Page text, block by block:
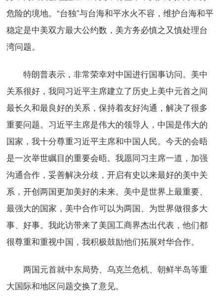
危险的境地。“台独”与台海和平水火不容，维护台海和平
稳定是中美双方最大公约数，美方务必慎之又慎处理台
湾问题。
特朗普表示，非常荣幸对中国进行国事访问。美中
关系很好，我同习近平主席建立了历史上美中元首之间
最长久和最良好的关系，保持着友好沟通，解决了很多
重要问题。习近平主席是伟大的领导人，中国是伟大的
国家，我十分尊重习近平主席和中国人民。今天的会晤
是一次举世瞩目的重要会晤。我愿同习主席一道，加强
沟通合作，妥善解决分歧，开启有史以来最好的美中关
系，开创两国更加美好的未来。美中是世界上最重要、
最强大的国家，美中合作可以为两国、为世界做很多大
事、好事。我此访带来了美国工商界杰出代表，他们都
很尊重和重视中国，我积极鼓励他们拓展对华合作。
两国元首就中东局势、乌克兰危机、朝鲜半岛等重
大国际和地区问题交换了意见。